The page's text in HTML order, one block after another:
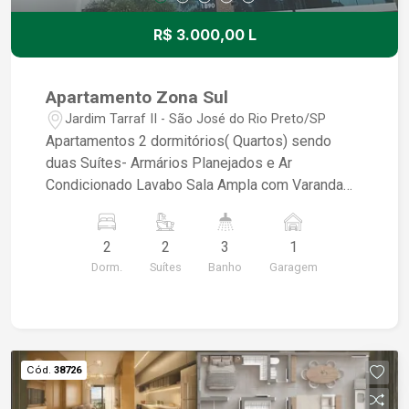
R$ 3.000,00 L
Apartamento Zona Sul
Jardim Tarraf II - São José do Rio Preto/SP
Apartamentos 2 dormitórios( Quartos) sendo
duas Suítes- Armários Planejados e Ar
Condicionado Lavabo Sala Ampla com Varanda
Serviço Acabamento em Piso Porcelanato 01
Vaga de Garagem Condomínio com Portaria 24
horas Área de Lazer Completa -Salão de Festa,
2
Dorm.
2
Suítes
3
Banho
1
Garagem
Cód. 38726